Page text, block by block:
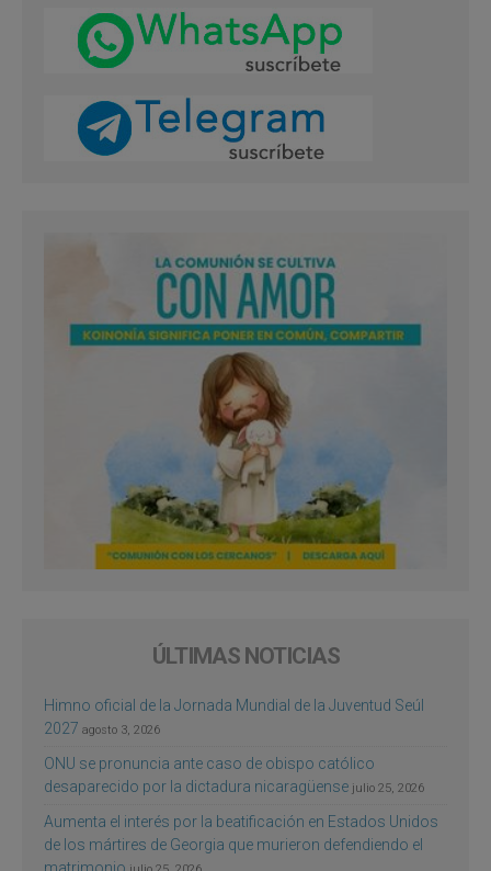
ÚLTIMAS NOTICIAS
Himno oficial de la Jornada Mundial de la Juventud Seúl
2027 agosto 3, 2026
ONU se pronuncia ante caso de obispo católico
desaparecido por la dictadura nicaragüense julio 25, 2026
Aumenta el interés por la beatificación en Estados Unidos
de los mártires de Georgia que murieron defendiendo el